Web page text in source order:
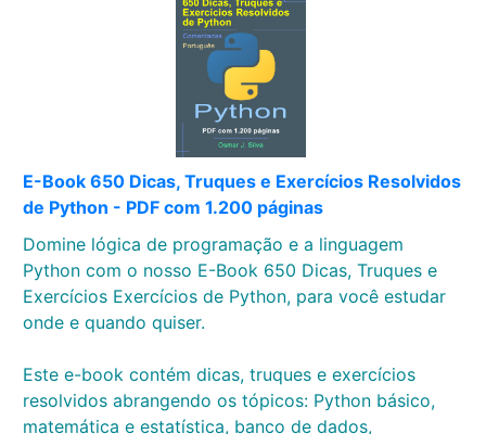
E-Book 650 Dicas, Truques e Exercícios Resolvidos
de Python - PDF com 1.200 páginas
Domine lógica de programação e a linguagem
Python com o nosso E-Book 650 Dicas, Truques e
Exercícios Exercícios de Python, para você estudar
onde e quando quiser.
Este e-book contém dicas, truques e exercícios
resolvidos abrangendo os tópicos: Python básico,
matemática e estatística, banco de dados,